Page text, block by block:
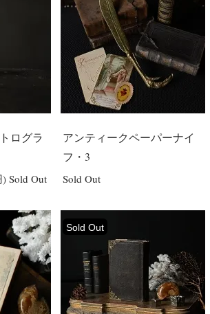
ログラ
) Sold Out
アンティークペーパーナイ
フ・3
Sold Out
Sold Out